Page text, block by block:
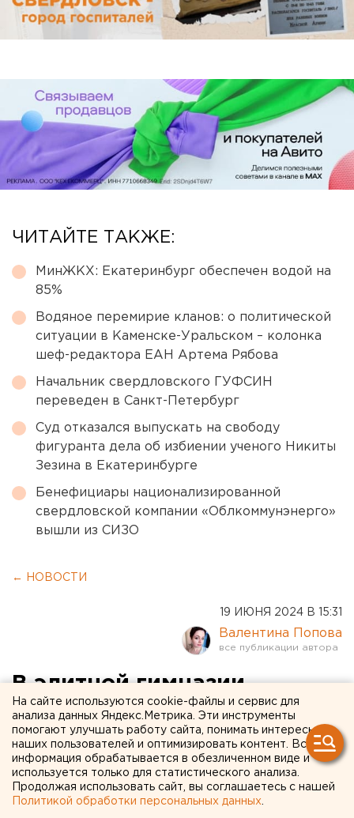
ЧИТАЙТЕ ТАКЖЕ:
МинЖКХ: Екатеринбург обеспечен водой на
85%
Водяное перемирие кланов: о политической
ситуации в Каменске-Уральском – колонка
шеф-редактора ЕАН Артема Рябова
Начальник свердловского ГУФСИН
переведен в Санкт-Петербург
Суд отказался выпускать на свободу
фигуранта дела об избиении ученого Никиты
Зезина в Екатеринбурге
Бенефициары национализированной
свердловской компании «Облкоммунэнерго»
вышли из СИЗО
← НОВОСТИ
19 ИЮНЯ 2024 В 15:31
Валентина Попова
В элитной гимназии
Екатеринбурга меняется
директор
На сайте используются cookie-файлы и сервис для
анализа данных Яндекс.Метрика. Эти инструменты
помогают улучшать работу сайта, понимать интересы
наших пользователей и оптимизировать контент. Вся
информация обрабатывается в обезличенном виде и
используется только для статистического анализа.
Продолжая использовать сайт, вы соглашаетесь с нашей
Политикой обработки персональных данных